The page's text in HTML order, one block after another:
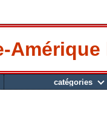
catégories